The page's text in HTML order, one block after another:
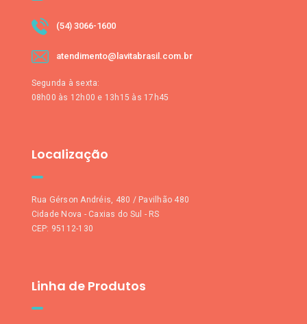
(54) 3066-1600
atendimento@lavitabrasil.com.br
Segunda à sexta:
08h00 às 12h00 e 13h15 às 17h45
Localização
Rua Gérson Andréis, 480 / Pavilhão 480
Cidade Nova - Caxias do Sul - RS
CEP: 95112-130
Linha de Produtos